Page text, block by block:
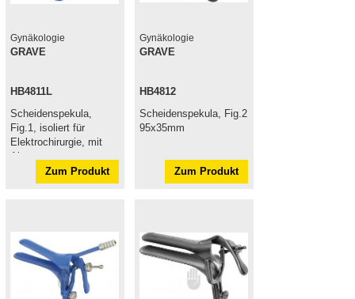
Gynäkologie
GRAVE
HB4811L
Scheidenspekula,
Fig.1, isoliert für
Elektrochirurgie, mit
Absaugung
Zum Produkt
Gynäkologie
GRAVE
HB4812
Scheidenspekula, Fig.2
95x35mm
Zum Produkt